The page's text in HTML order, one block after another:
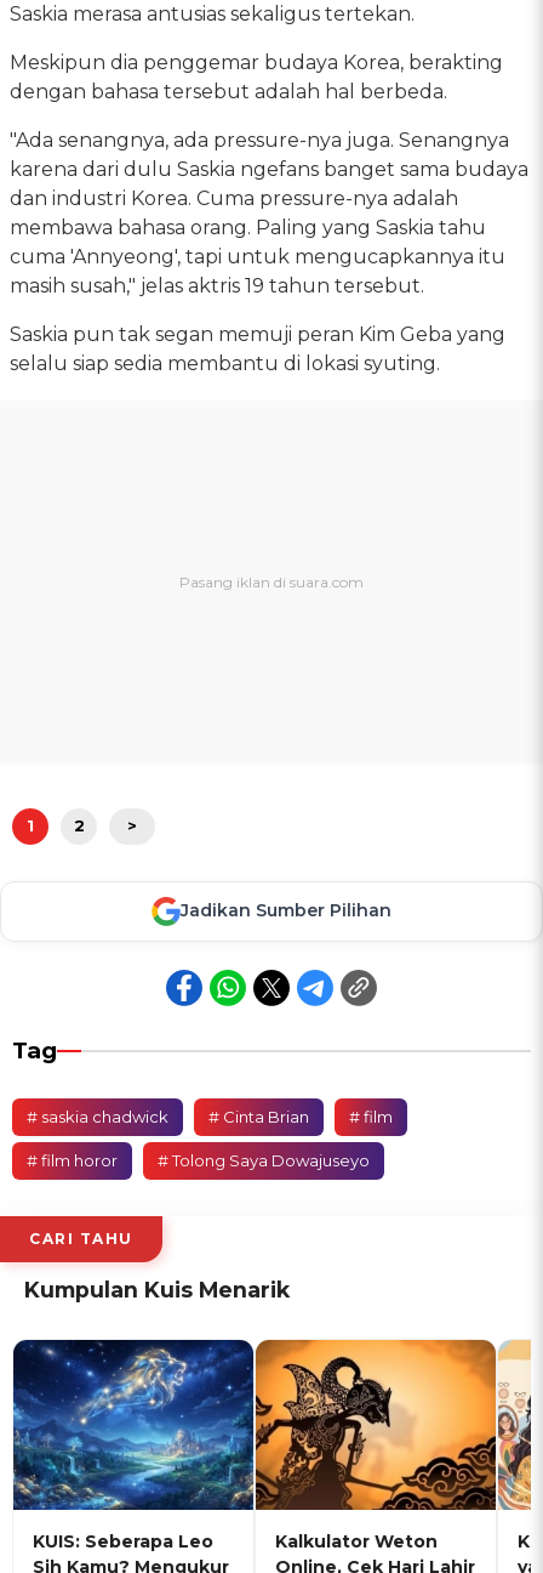
Saskia merasa antusias sekaligus tertekan.
Meskipun dia penggemar budaya Korea, berakting
dengan bahasa tersebut adalah hal berbeda.
"Ada senangnya, ada pressure-nya juga. Senangnya
karena dari dulu Saskia ngefans banget sama budaya
dan industri Korea. Cuma pressure-nya adalah
membawa bahasa orang. Paling yang Saskia tahu
cuma 'Annyeong', tapi untuk mengucapkannya itu
masih susah," jelas aktris 19 tahun tersebut.
Saskia pun tak segan memuji peran Kim Geba yang
selalu siap sedia membantu di lokasi syuting.
1 2 >
Jadikan Sumber Pilihan
Tag
# saskia chadwick # Cinta Brian # film
# film horor # Tolong Saya Dowajuseyo
CARI TAHU
Kumpulan Kuis Menarik
KUIS: Seberapa Leo
Sih Kamu? Mengukur
Kalkulator Weton
Online, Cek Hari Lahir